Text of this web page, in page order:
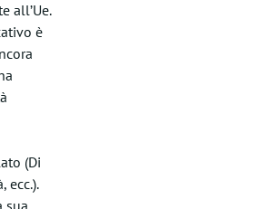
all’Ue.
è
(Di
ecc.).
sua